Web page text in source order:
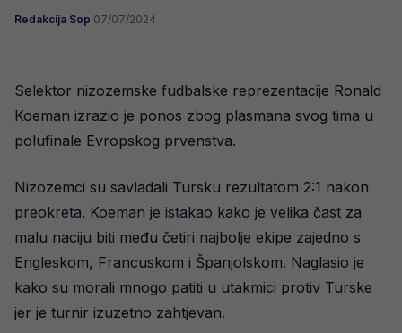
Redakcija Sop·07/07/2024
Selektor nizozemske fudbalske reprezentacije Ronald
Koeman izrazio je ponos zbog plasmana svog tima u
polufinale Evropskog prvenstva.
Nizozemci su savladali Tursku rezultatom 2:1 nakon
preokreta. Koeman je istakao kako je velika čast za
malu naciju biti među četiri najbolje ekipe zajedno s
Engleskom, Francuskom i Španjolskom. Naglasio je
kako su morali mnogo patiti u utakmici protiv Turske
jer je turnir izuzetno zahtjevan.